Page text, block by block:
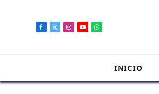
Facebook
X
Instagram
YouTubeWhatsApp
INICIO